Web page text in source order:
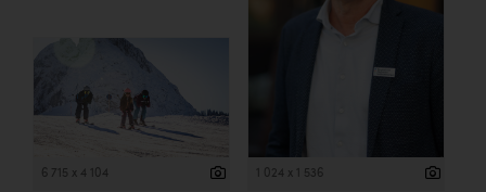
6 715 x 4 104 1 024 x 1 536